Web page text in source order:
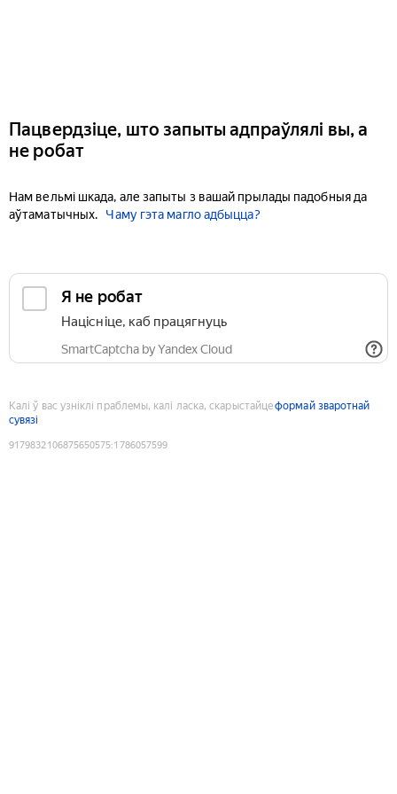
Пацвердзіце, што запыты адпраўлялі вы, а
не робат
Нам вельмі шкада, але запыты з вашай прылады падобныя да
аўтаматычных.
Чаму гэта магло адбыцца?
Я не робат
Націсніце, каб працягнуць
SmartCaptcha by Yandex Cloud
Калі ў вас узніклі праблемы, калі ласка, скарыстайцеформай зваротнай
сувязі
9179832106875650575:1786057599